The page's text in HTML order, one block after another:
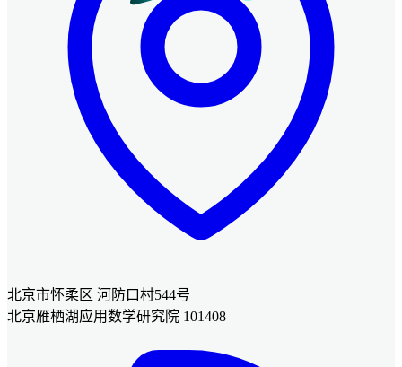
北京市怀柔区 河防口村544号
北京雁栖湖应用数学研究院 101408